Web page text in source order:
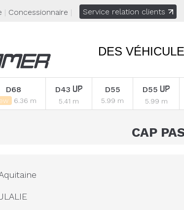
| Concessionnaire | Service relation clients
DES
D68
6.36 m
D43
5.41 m
D55
5.99 m
D55
5.99 m
CAP